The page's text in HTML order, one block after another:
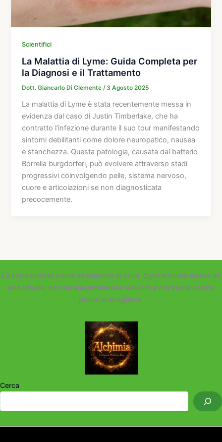
Scientifici
La Malattia di Lyme: Guida Completa per
la Diagnosi e il Trattamento
Dott. Giancarlo Di Clemente/ 3 Agosto 2025
La malattia di Lyme è stata recentemente messa in
evidenza dal caso di Justin Timberlake, che ha
contratto l’infezione durante il suo tour manifestando
sintomi debilitanti come dolore neuropatico, nausea
e stanchezza. Questa patologia, causata dal batterio
Borrelia burgdorferi, può evolvere attraverso stadi
progressivi coinvolgendo pelle, sistema nervoso,
cuore e articolazioni se non diagnosticata
precocemente.
La conoscenza come strumento di cura. Ogni articolo nasce da
uno studio, non da una promessa: unisciti a chi vuole capire
prima di scegliere.
Cerca